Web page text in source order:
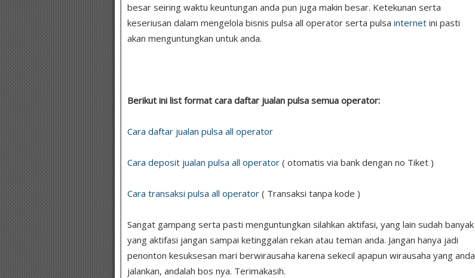
besar seiring waktu keuntungan anda pun juga makin besar. Ketekunan serta
keseriusan dalam mengelola bisnis pulsa all operator serta pulsa internet ini pasti
akan menguntungkan untuk anda.
Berikut ini list format cara daftar jualan pulsa semua operator:
Cara daftar jualan pulsa all operator
Cara deposit jualan pulsa all operator ( otomatis via bank dengan no Tiket )
Cara transaksi pulsa all operator ( Transaksi tanpa kode )
Sangat gampang serta pasti menguntungkan silahkan aktifasi, yang lain sudah banyak
yang aktifasi jangan sampai ketinggalan rekan atau teman anda. Jangan hanya jadi
penonton kesuksesan mari berwirausaha karena sekecil apapun wirausaha yang anda
jalankan, andalah bos nya. Terimakasih.